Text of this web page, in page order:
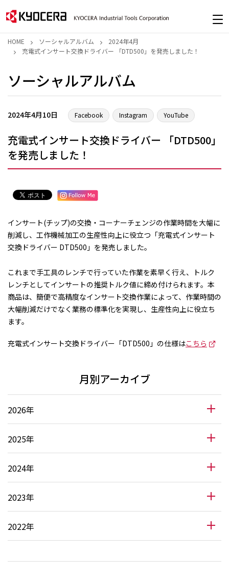
HOME ソーシャルアルバム
2024年4月
充電式インサート交換ドライバー 「DTD500」を発売しました！
ソーシャルアルバム
2024年4月10日 Facebook Instagram YouTube
充電式インサート交換ドライバー 「DTD500」
を発売しました！
インサート(チップ)の交換・コーナーチェンジの作業時間を大幅に
削減し、工作機械加工の生産性向上に役立つ「充電式インサート
交換ドライバー DTD500」を発売しました。
これまで手工具のレンチで行っていた作業を素早く行え、トルク
レンチとしてインサートの推奨トルク値に締め付けられます。本
商品は、簡便で高精度なインサート交換作業によって、作業時間の
大幅削減だけでなく業務の標準化を実現し、生産性向上に役立ち
ます。
充電式インサート交換ドライバー「DTD500」の仕様はこちら
月別アーカイブ
2026年
2025年
2024年
2023年
2022年